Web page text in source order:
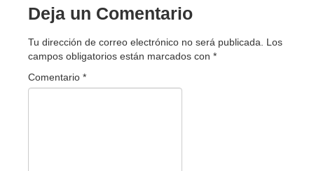
Deja un Comentario
Tu dirección de correo electrónico no será publicada. Los
campos obligatorios están marcados con *
Comentario *